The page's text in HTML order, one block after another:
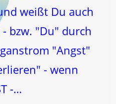
weißt Du auch
bzw. "Du" durch
"Angst"
- wenn
-…